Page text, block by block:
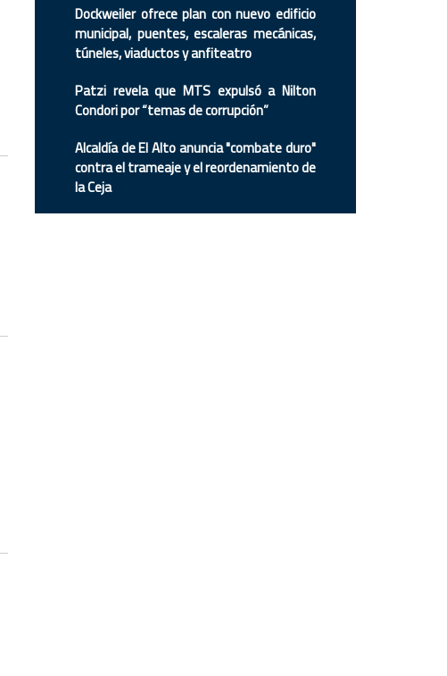
Dockweiler ofrece plan con nuevo edificio
municipal, puentes, escaleras mecánicas,
túneles, viaductos y anfiteatro
Patzi revela que MTS expulsó a Nilton
Condori por “temas de corrupción”
Alcaldía de El Alto anuncia "combate duro"
contra el trameaje y el reordenamiento de
la Ceja